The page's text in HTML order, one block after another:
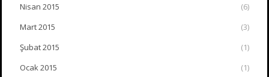
Nisan 2015
(6)
Mart 2015
(3)
Şubat 2015
(1)
Ocak 2015
(1)